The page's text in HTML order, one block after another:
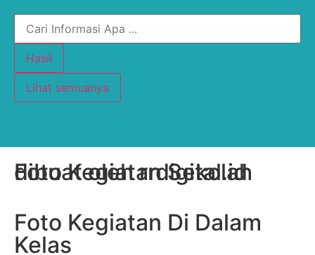
Hasil
Lihat semuanya
Foto Kegiatan Sekolah
Foto Kegiatan Di Dalam
Kelas
dibuat oleh rrdigital.id